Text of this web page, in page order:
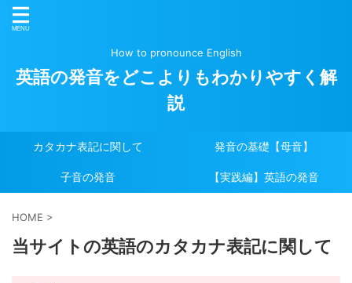
How to pronounce English
英語の発音をどこよりもわかりやすく解
説
カタカナ表記に関して 発音の基礎【母音】
子音の発音 【実践編】英語の発音
HOME >
当サイトの英語のカタカナ表記に関して